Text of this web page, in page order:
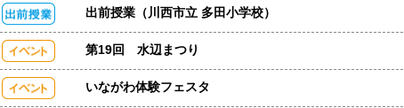
出前授業（川西市立 多田小学校）
第19回 水辺まつり
いながわ体験フェスタ